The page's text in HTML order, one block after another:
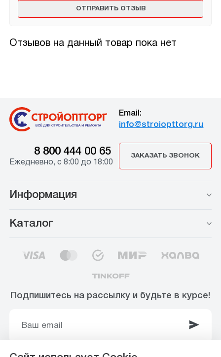
Отзывов на данный товар пока нет
Email:
info@stroiopttorg.ru
8 800 444 00 65
Ежедневно, с 8:00 до 18:00
ЗАКАЗАТЬ ЗВОНОК
Информация
Каталог
Подпишитесь на рассылку и будьте в курсе!